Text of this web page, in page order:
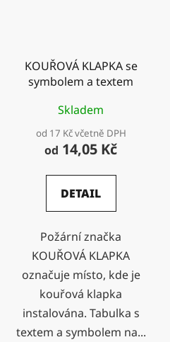
KOUŘOVÁ KLAPKA se
symbolem a textem
Skladem
od 17 Kč včetně DPH
od 14,05 Kč
DETAIL
Požární značka
KOUŘOVÁ KLAPKA
označuje místo, kde je
kouřová klapka
instalována. Tabulka s
textem a symbolem na...